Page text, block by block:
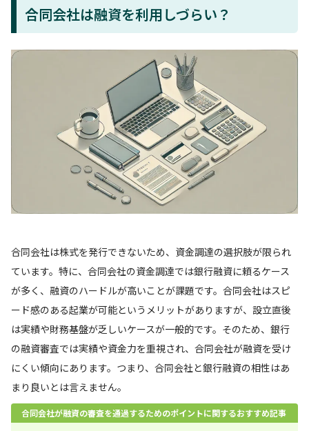
合同会社は融資を利用しづらい？
合同会社は株式を発行できないため、資金調達の選択肢が限られ
ています。特に、合同会社の資金調達では銀行融資に頼るケース
が多く、融資のハードルが高いことが課題です。合同会社はスピ
ード感のある起業が可能というメリットがありますが、設立直後
は実績や財務基盤が乏しいケースが一般的です。そのため、銀行
の融資審査では実績や資金力を重視され、合同会社が融資を受け
にくい傾向にあります。つまり、合同会社と銀行融資の相性はあ
まり良いとは言えません。
合同会社が融資の審査を通過するためのポイントに関するおすすめ記事